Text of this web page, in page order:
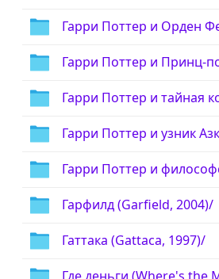
Гарри Поттер и Орден
Гарри Поттер и Принц-
Гарри Поттер и тайная
Гарри Поттер и узник
Гарри Поттер и
Гарфилд (Garfield, 2004)/
Гаттака (Gattaca, 1997)/